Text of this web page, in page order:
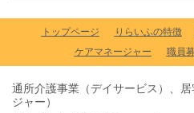
トップページ りらいふの特徴
ケアマネージャー
職員
通所介護事業（デイサービス）、
ジャー）